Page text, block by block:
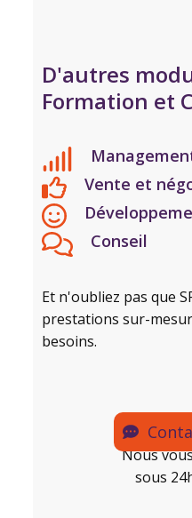
D'autres
Formation et
Vente et
Conseil
Et n'oubliez pas que
prestations sur-
besoins.
Nous
sous